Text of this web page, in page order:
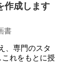
作成します
、専門のスタ
れをもとに授